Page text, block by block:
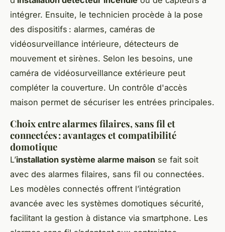
intégrer. Ensuite, le technicien procède à la pose
des dispositifs : alarmes, caméras de
vidéosurveillance intérieure, détecteurs de
mouvement et sirènes. Selon les besoins, une
caméra de vidéosurveillance extérieure peut
compléter la couverture. Un contrôle d'accès
maison permet de sécuriser les entrées principales.
Choix entre alarmes filaires, sans fil et
connectées : avantages et compatibilité
domotique
L’installation système alarme maison se fait soit
avec des alarmes filaires, sans fil ou connectées.
Les modèles connectés offrent l’intégration
avancée avec les systèmes domotiques sécurité,
facilitant la gestion à distance via smartphone. Les